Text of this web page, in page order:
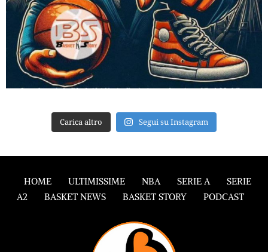
Carica altro Segui su Instagram
HOME ULTIMISSIME NBA SERIE A
SERIE
A2
BASKET NEWS BASKET STORY PODCAST